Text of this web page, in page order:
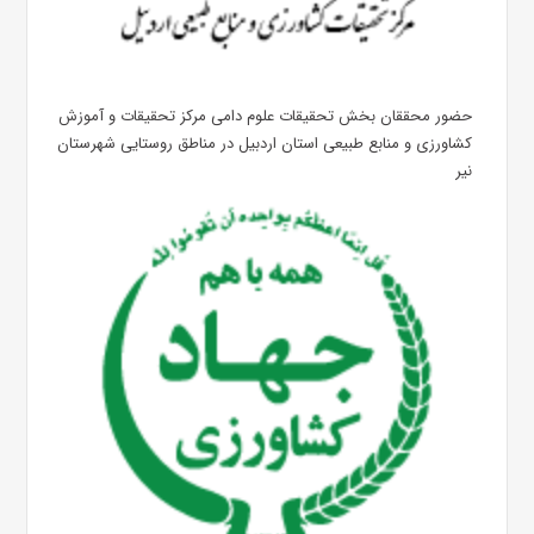
حضور محققان بخش تحقیقات علوم دامی مرکز تحقیقات و آموزش
کشاورزی و منابع طبیعی استان اردبیل در مناطق روستایی شهرستان
نیر